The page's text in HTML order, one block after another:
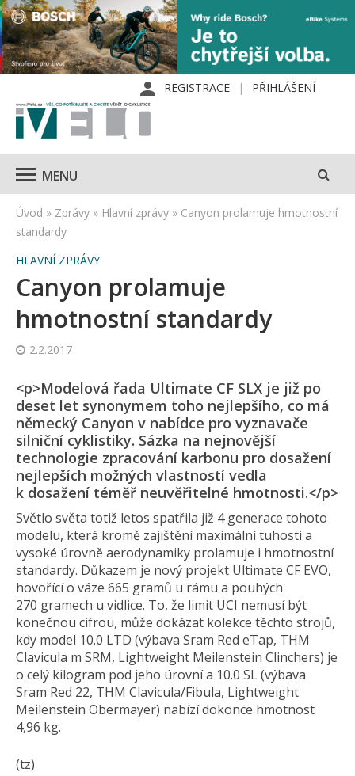
REGISTRACE PŘIHLÁŠENÍ
MENU
Úvod » Zprávy » Hlavní zprávy » Canyon prolamuje hmotnostní
standardy
HLAVNÍ ZPRÁVY
Canyon prolamuje
hmotnostní standardy
2.2.2017
<p>Modelová řada Ultimate CF SLX je již po
deset let synonymem toho nejlepšího, co má
německý Canyon v nabídce pro vyznavače
silniční cyklistiky. Sázka na nejnovější
technologie zpracování karbonu pro dosažení
nejlepších možných vlastností vedla
k dosažení téměř neuvěřitelné hmotnosti.</p>
Světlo světa totiž letos spatřila již 4 generace tohoto
modelu, která kromě zajištění maximální tuhosti a
vysoké úrovně aerodynamiky prolamuje i hmotnostní
standardy. Důkazem je nový projekt Ultimate CF EVO,
hovořící o váze 665 gramů u rámu a pouhých
270 gramech u vidlice. To, že limit UCI nemusí být
konečnou cifrou, může dokázat kolekce těchto strojů,
kdy model 10.0 LTD (výbava Sram Red eTap, THM
Clavicula m SRM, Lightweight Meilenstein Clinchers) je
o celý kilogram pod jeho úrovní a 10.0 SL (výbava
Sram Red 22, THM Clavicula/Fibula, Lightweight
Meilenstein Obermayer) nabízí dokonce hmotnost
4,96 kg.
(tz)